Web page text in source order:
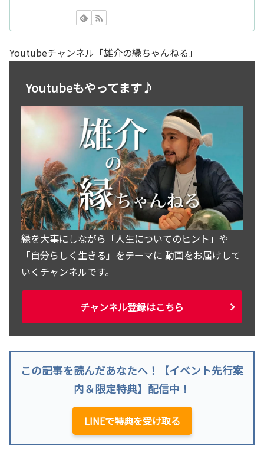
Youtubeチャンネル「雄介の縁ちゃんねる」
Youtubeもやってます♪
縁を大事にしながら「人生についてのヒント」や
「自分らしく生きる」をテーマに 動画をお届けして
いくチャンネルです。
チャンネル登録はこちら
この記事を読んだあなたへ！【イベント先行案
内＆限定特典】配信中！
LINEで特典を受け取る